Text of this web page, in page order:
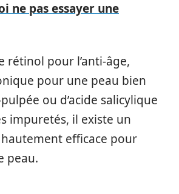
ne pas essayer une
rétinol pour l’anti-âge,
pour une peau bien
ou d’acide salicylique
impuretés, il existe un
efficace pour
peau.